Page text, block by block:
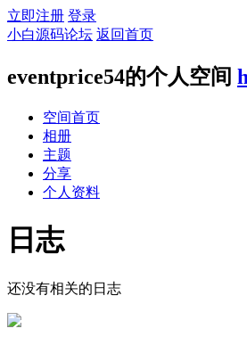
立即注册 登录
小白源码论坛 返回首页
eventprice54的个人空间
空间首页
相册
主题
分享
个人资料
日志
还没有相关的日志